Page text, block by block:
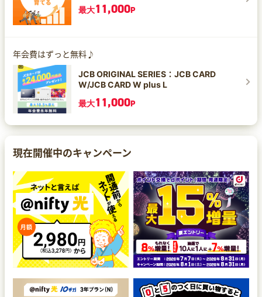
最大11,000P
年会費はずっと無料♪
JCB ORIGINAL SERIES：JCB CARD
W/JCB CARD W plus L
最大11,000P
現在開催中のキャンペーン